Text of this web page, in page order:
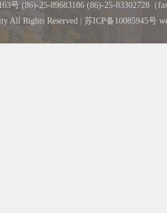
号 (86)-25-89683186 (86)-25-83302728（
All Rights Reserved | 苏ICP备10085945号